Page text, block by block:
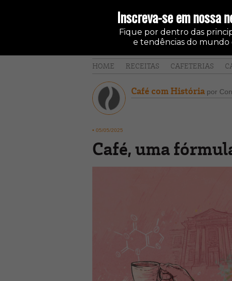
Inscreva-se em nossa
Fique por dentro das
e tendências do mundo
HOME RECEITAS CAFETERIAS
Café com História por
• 05/05/2025
Café, uma